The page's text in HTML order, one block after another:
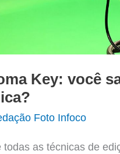
Key: você
Foto Infoco
todas as técnicas de